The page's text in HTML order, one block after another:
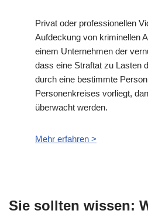
Privat oder professionellen
Aufdeckung von kriminellen
einem Unternehmen der
dass eine Straftat zu Lasten
durch eine bestimmte
Personenkreises vorliegt,
überwacht werden.
Mehr erfahren >
Sie sollten wissen: